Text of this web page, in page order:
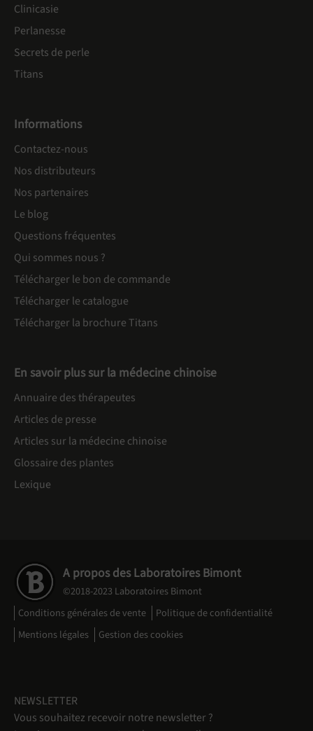
Clinicasie
Perlanesse
Secrets de perle
Titans
Informations
Contactez-nous
Nos distributeurs
Nos partenaires
Le blog
Questions fréquentes
Qui sommes nous ?
Télécharger le bon de commande
Télécharger le catalogue
Télécharger la brochure Titans
En savoir plus sur la médecine chinoise
Annuaire des thérapeutes
Articles de presse
Articles sur la médecine chinoise
Glossaire des plantes
Lexique
A propos des Laboratoires Bimont
©2018-2023 Laboratoires Bimont
Conditions générales de vente
Politique de confidentialité
Mentions légales
Gestion des cookies
NEWSLETTER
Vous souhaitez recevoir notre newsletter ?